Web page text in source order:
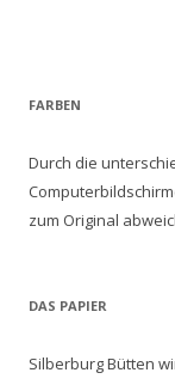
FARBEN
Durch die
zum Original
DAS PAPIER
Silberburg Bütten